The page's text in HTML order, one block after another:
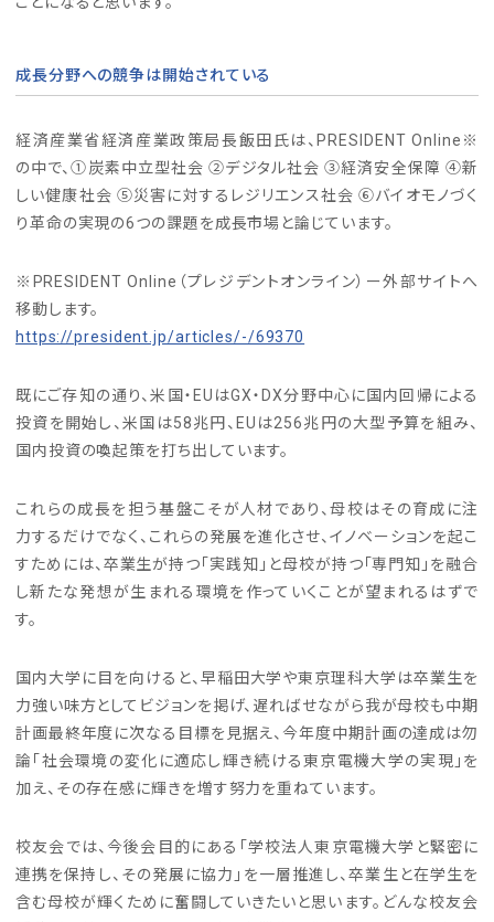
成長分野への競争は開始されている
経済産業省経済産業政策局長飯田氏は、PRESIDENT Online※
の中で、①炭素中立型社会 ②デジタル社会 ③経済安全保障 ④新
しい健康社会 ⑤災害に対するレジリエンス社会 ⑥バイオモノづく
り革命の実現の6つの課題を成長市場と論じています。
※PRESIDENT Online（プレジデントオンライン）ー外部サイトへ
移動します。
https://president.jp/articles/-/69370
既にご存知の通り、米国・EUはGX・DX分野中心に国内回帰による
投資を開始し、米国は58兆円、EUは256兆円の大型予算を組み、
国内投資の喚起策を打ち出しています。
これらの成長を担う基盤こそが人材であり、母校はその育成に注
力するだけでなく、これらの発展を進化させ、イノベーションを起こ
すためには、卒業生が持つ「実践知」と母校が持つ「専門知」を融合
し新たな発想が生まれる環境を作っていくことが望まれるはずで
す。
国内大学に目を向けると、早稲田大学や東京理科大学は卒業生を
力強い味方としてビジョンを掲げ、遅ればせながら我が母校も中期
計画最終年度に次なる目標を見据え、今年度中期計画の達成は勿
論「社会環境の変化に適応し輝き続ける東京電機大学の実現」を
加え、その存在感に輝きを増す努力を重ねています。
校友会では、今後会目的にある「学校法人東京電機大学と緊密に
連携を保持し、その発展に協力」を一層推進し、卒業生と在学生を
含む母校が輝くために奮闘していきたいと思います。どんな校友会